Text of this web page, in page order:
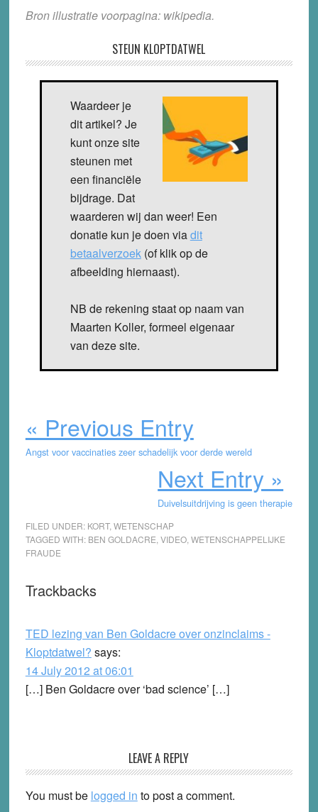
Bron illustratie voorpagina: wikipedia.
STEUN KLOPTDATWEL
Waardeer je
dit artikel? Je
kunt onze site
steunen met
een financiële
bijdrage. Dat
waarderen wij dan weer! Een
donatie kun je doen viadit
betaalverzoek(of klik op de
afbeelding hiernaast).
NB de rekening staat op naam van
Maarten Koller, formeel eigenaar
van deze site.
« Previous Entry
Angst voor vaccinaties zeer schadelijk voor derde wereld
Next Entry »
Duivelsuitdrijving is geen therapie
FILED UNDER: KORT, WETENSCHAP
TAGGED WITH: BEN GOLDACRE VIDEO, WETENSCHAPPELIJKE
FRAUDE
Reader
Trackbacks
TED lezing van Ben Goldacre over onzinclaims -
Kloptdatwel? says:
14 July 2012 at 06:01
[…] Ben Goldacre over ‘bad science’ […]
LEAVE A REPLY
You must be logged in to post a comment.